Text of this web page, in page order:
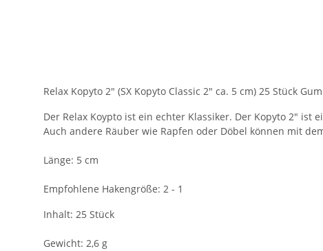
Relax Kopyto 2" (SX Kopyto Classic 2" ca. 5 cm) 25 Stück
Der Relax Koypto ist ein echter Klassiker. Der Kopyto 2" ist
Auch andere Räuber wie Rapfen oder Döbel können mit
Länge: 5 cm
Empfohlene Hakengröße: 2 - 1
Inhalt: 25 Stück
Gewicht: 2,6 g